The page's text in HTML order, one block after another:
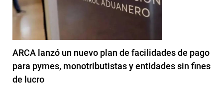
ARCA lanzó un nuevo plan de facilidades de pago
para pymes, monotributistas y entidades sin fines
de lucro